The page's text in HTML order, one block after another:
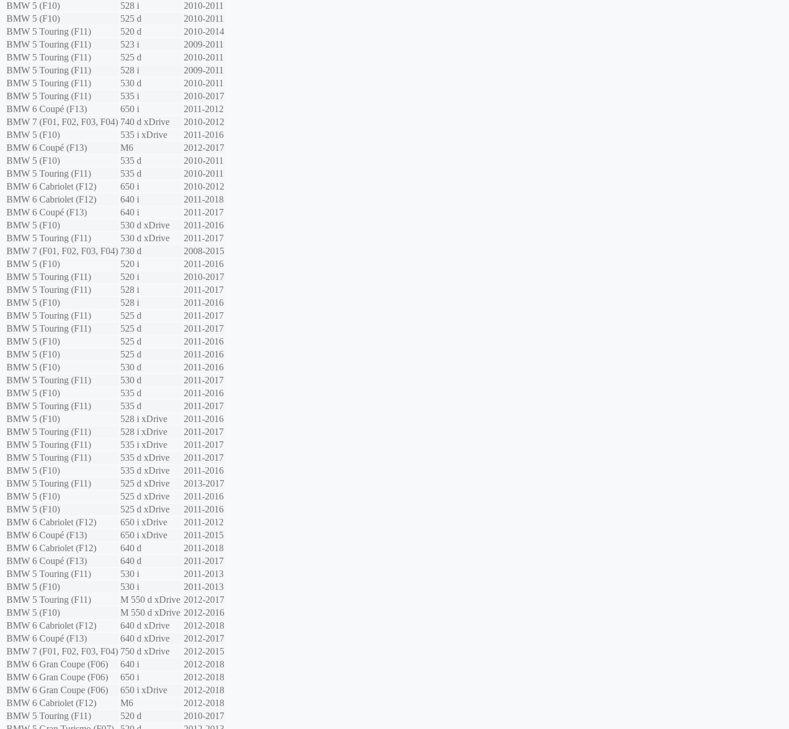
BMW 5 (F10) 528 i
2010-2011
BMW 5 (F10) 525 d
2010-2011
BMW 5 Touring (F11) 520 d
2010-2014
BMW 5 Touring (F11) 523 i
2009-2011
BMW 5 Touring (F11) 525 d
2010-2011
BMW 5 Touring (F11) 528 i
2009-2011
BMW 5 Touring (F11) 530 d
2010-2011
BMW 5 Touring (F11) 535 i
2010-2017
BMW 6 Coupé (F13) 650 i
2011-2012
BMW 7 (F01, F02, F03, F04) 740 d xDrive
2010-2012
BMW 5 (F10) 535 i xDrive
2011-2016
BMW 6 Coupé (F13) M6
2012-2017
BMW 5 (F10) 535 d
2010-2011
BMW 5 Touring (F11) 535 d
2010-2011
BMW 6 Cabriolet (F12) 650 i
2010-2012
BMW 6 Cabriolet (F12) 640 i
2011-2018
BMW 6 Coupé (F13) 640 i
2011-2017
BMW 5 (F10) 530 d xDrive
2011-2016
BMW 5 Touring (F11) 530 d xDrive
2011-2017
BMW 7 (F01, F02, F03, F04) 730 d
2008-2015
BMW 5 (F10) 520 i
2011-2016
BMW 5 Touring (F11) 520 i
2010-2017
BMW 5 Touring (F11) 528 i
2011-2017
BMW 5 (F10) 528 i
2011-2016
BMW 5 Touring (F11) 525 d
2011-2017
BMW 5 Touring (F11) 525 d
2011-2017
BMW 5 (F10) 525 d
2011-2016
BMW 5 (F10) 525 d
2011-2016
BMW 5 (F10) 530 d
2011-2016
BMW 5 Touring (F11) 530 d
2011-2017
BMW 5 (F10) 535 d
2011-2016
BMW 5 Touring (F11) 535 d
2011-2017
BMW 5 (F10) 528 i xDrive
2011-2016
BMW 5 Touring (F11) 528 i xDrive
2011-2017
BMW 5 Touring (F11) 535 i xDrive
2011-2017
BMW 5 Touring (F11) 535 d xDrive
2011-2017
BMW 5 (F10) 535 d xDrive
2011-2016
BMW 5 Touring (F11) 525 d xDrive
2013-2017
BMW 5 (F10) 525 d xDrive
2011-2016
BMW 5 (F10) 525 d xDrive
2011-2016
BMW 6 Cabriolet (F12) 650 i xDrive
2011-2012
BMW 6 Coupé (F13) 650 i xDrive
2011-2015
BMW 6 Cabriolet (F12) 640 d
2011-2018
BMW 6 Coupé (F13) 640 d
2011-2017
BMW 5 Touring (F11) 530 i
2011-2013
BMW 5 (F10) 530 i
2011-2013
BMW 5 Touring (F11) M 550 d xDrive 2012-2017
BMW 5 (F10) M 550 d xDrive 2012-2016
BMW 6 Cabriolet (F12) 640 d xDrive
2012-2018
BMW 6 Coupé (F13) 640 d xDrive
2012-2017
BMW 7 (F01, F02, F03, F04) 750 d xDrive
2012-2015
BMW 6 Gran Coupe (F06) 640 i
2012-2018
BMW 6 Gran Coupe (F06) 650 i
2012-2018
BMW 6 Gran Coupe (F06) 650 i xDrive
2012-2018
BMW 6 Cabriolet (F12) M6
2012-2018
BMW 5 Touring (F11) 520 d
2010-2017